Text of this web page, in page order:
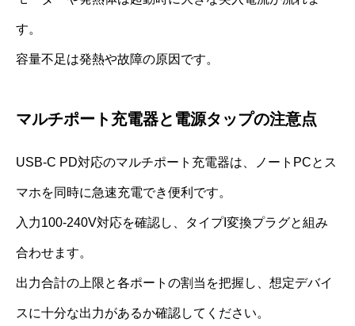
す。
容量不足は発熱や故障の原因です。
マルチポート充電器と電源タップの注意点
USB-C PD対応のマルチポート充電器は、ノートPCとス
マホを同時に急速充電でき便利です。
入力100-240V対応を確認し、タイプI変換プラグと組み
合わせます。
出力合計の上限と各ポートの割当を把握し、想定デバイ
スに十分な出力があるか確認してください。